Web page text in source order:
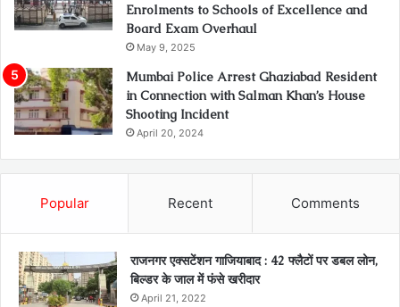
Enrolments to Schools of Excellence and
Board Exam Overhaul
May 9, 2025
Mumbai Police Arrest Ghaziabad Resident
in Connection with Salman Khan’s House
Shooting Incident
April 20, 2024
Popular Recent Comments
राजनगर एक्सटेंशन गाजियाबाद : 42 फ्लैटों पर डबल लोन,
बिल्डर के जाल में फंसे खरीदार
April 21, 2022